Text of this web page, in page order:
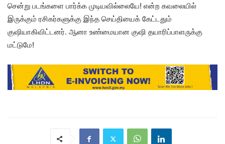
சென்று படங்களை பார்க்க முடியவில்லையே! என்ற கவலையில்
இருக்கும் ரசிகர்களுக்கு இந்த செய்தியைக் கேட்டதும்
குஷியாகிவிட்டனர். ஆனா உண்மையான குஷி தயாரிப்பாளருக்கு
மட்டுமே!